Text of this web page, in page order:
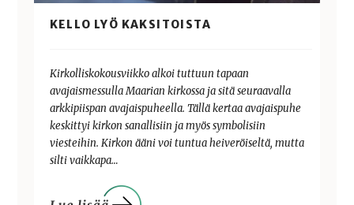
KELLO LYÖ KAKSITOISTA
Kirkolliskokousviikko alkoi tuttuun tapaan
avajaismessulla Maarian kirkossa ja sitä seuraavalla
arkkipiispan avajaispuheella. Tällä kertaa avajaispuhe
keskittyi kirkon sanallisiin ja myös symbolisiin
viesteihin. Kirkon ääni voi tuntua heiveröiseltä, mutta
silti vaikkapa…